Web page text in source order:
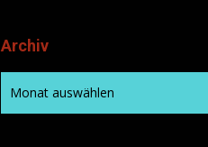
Archiv